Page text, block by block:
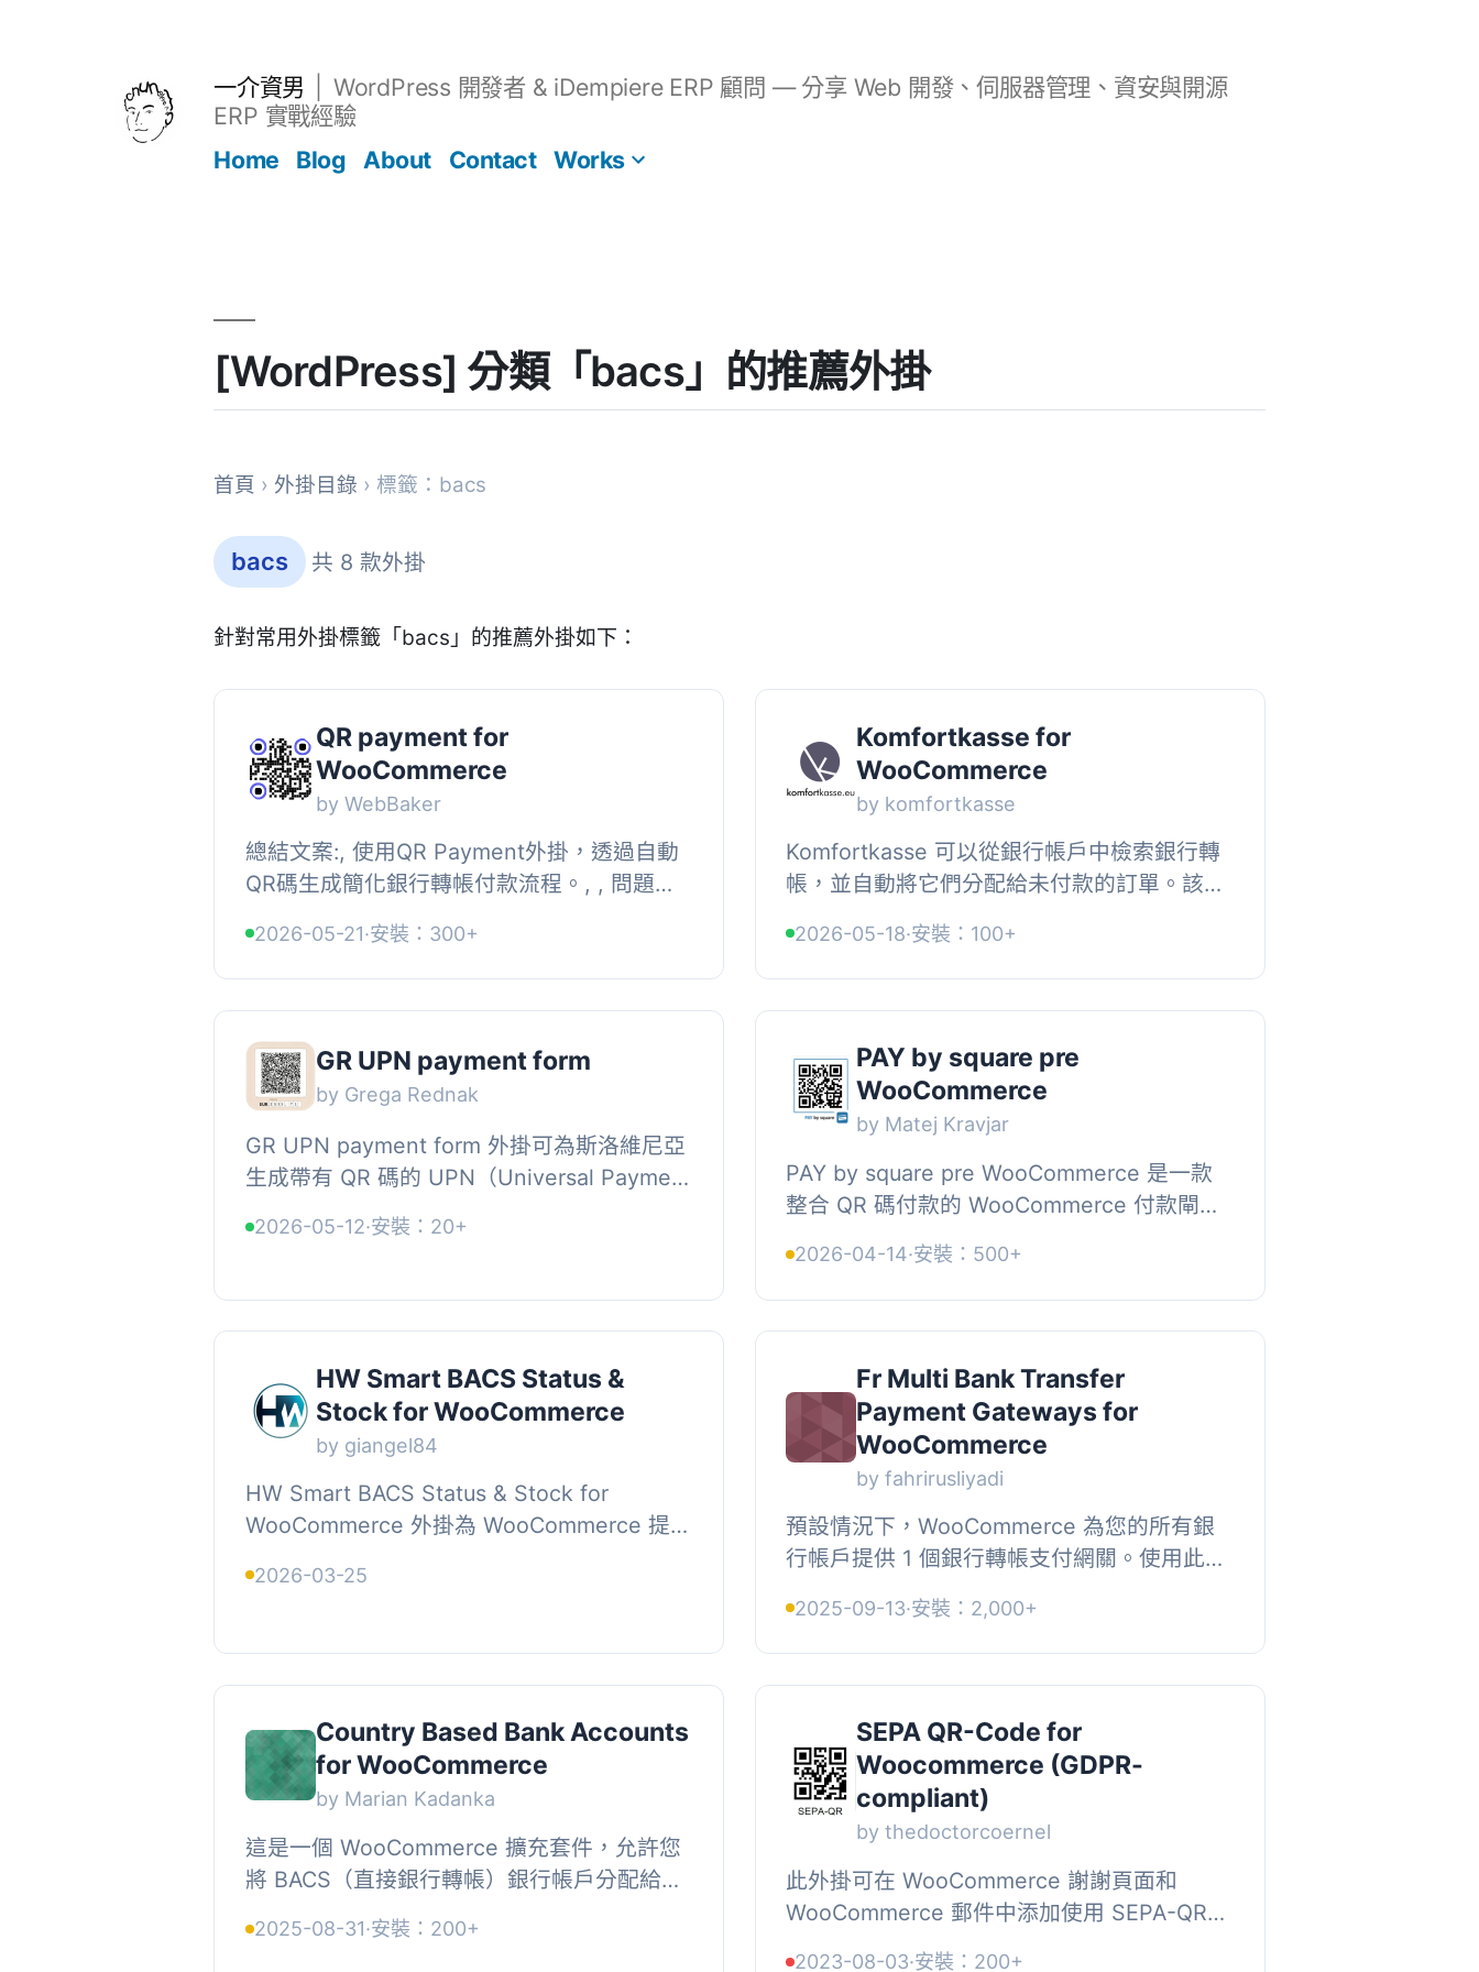
一介資男
WordPress 開發者 & iDempiere ERP 顧問 — 分享 Web 開發、伺服器管理、資安與開源
ERP 實戰經驗
Home
Blog About Contact Works
[WordPress] 分類「bacs」的推薦外掛
首頁 › 外掛目錄 › 標籤：bacs
bacs 共 8 款外掛
針對常用外掛標籤「bacs」的推薦外掛如下：
QR payment for
WooCommerce
by WebBaker
總結文案:, 使用QR Payment外掛，透過自動
QR碼生成簡化銀行轉帳付款流程。, , 問題與
城平台設計的？, - QR Payment...
2026-05-21·安裝：300+
Komfortkasse for
WooCommerce
by komfortkasse
Komfortkasse 可以從銀行帳戶中檢索銀行轉
帳，並自動將它們分配給未付款的訂單。該分
使名字不匹配、訂單號未指定或...
2026-05-18·安裝：100+
GR UPN payment form
by Grega Rednak
GR UPN payment form 外掛可為斯洛維尼亞
生成帶有 QR 碼的 UPN（Universal Payment
合，幫助客戶快速準確地完成銀行轉...
2026-05-12·安裝：20+
PAY by square pre
WooCommerce
by Matej Kravjar
PAY by square pre WooCommerce 是一款
整合 QR 碼付款的 WooCommerce 付款閘道
碼即可快速完成轉帳付款，支援斯洛伐...
2026-04-14·安裝：500+
HW Smart BACS Status &
Stock for WooCommerce
by giangel84
HW Smart BACS Status & Stock for
WooCommerce 外掛為 WooCommerce 提供
（BACS）付款的訂單。透過這個外掛，商
2026-03-25
Fr Multi Bank Transfer
Payment Gateways for
WooCommerce
by fahrirusliyadi
預設情況下，WooCommerce 為您的所有銀
行帳戶提供 1 個銀行轉帳支付網關。使用此外
您可以將您的銀行帳戶分為多個支...
2025-09-13·安裝：2,000+
Country Based Bank Accounts
for WooCommerce
by Marian Kadanka
這是一個 WooCommerce 擴充套件，允許您
將 BACS（直接銀行轉帳）銀行帳戶分配給不
銀行帳戶才會顯示在「感謝您」頁...
2025-08-31·安裝：200+
SEPA QR-Code for
Woocommerce (GDPR-
compliant)
by thedoctorcoernel
此外掛可在 WooCommerce 謝謝頁面和
WooCommerce 郵件中添加使用 SEPA-QR
2023-08-03·安裝：200+